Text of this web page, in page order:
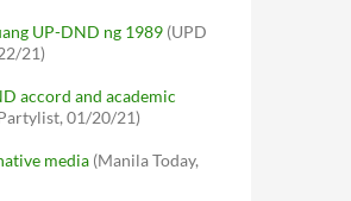
UP-DND ng 1989 (UPD
21)
accord and academic
01/20/21)
media (Manila Today,